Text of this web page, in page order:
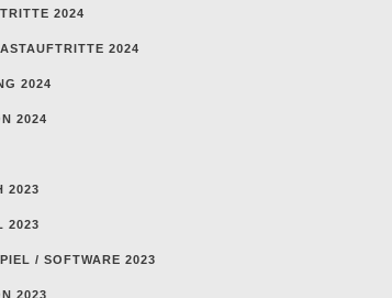
2024
2024
2024
2024
2023
2023
/ SOFTWARE 2023
2023